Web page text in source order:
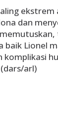
ekstrem
dan
baik Lionel
arl)